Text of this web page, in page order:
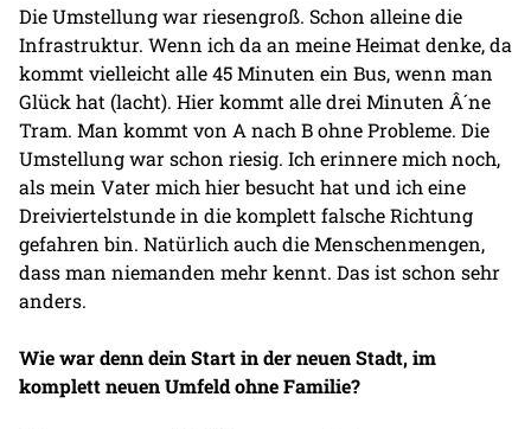
Die Umstellung war riesengroß. Schon alleine die
Infrastruktur. Wenn ich da an meine Heimat denke, da
kommt vielleicht alle 45 Minuten ein Bus, wenn man
Glück hat (lacht). Hier kommt alle drei Minuten Â´ne
Tram. Man kommt von A nach B ohne Probleme. Die
Umstellung war schon riesig. Ich erinnere mich noch,
als mein Vater mich hier besucht hat und ich eine
Dreiviertelstunde in die komplett falsche Richtung
gefahren bin. Natürlich auch die Menschenmengen,
dass man niemanden mehr kennt. Das ist schon sehr
anders.
Wie war denn dein Start in der neuen Stadt, im
komplett neuen Umfeld ohne Familie?